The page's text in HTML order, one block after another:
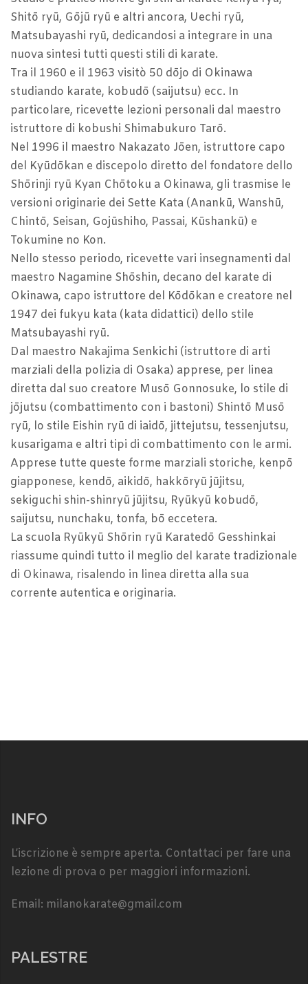
Shitō ryū, Gōjū ryū e altri ancora, Uechi ryū,
Matsubayashi ryū, dedicandosi a integrare in una
nuova sintesi tutti questi stili di karate.
Tra il 1960 e il 1963 visitò 50 dōjo di Okinawa
studiando karate, kobudō (saijutsu) ecc. In
particolare, ricevette lezioni personali dal maestro
istruttore di kobushi Shimabukuro Tarō.
Nel 1996 il maestro Nakazato Jōen, istruttore capo
del Kyūdōkan e discepolo diretto del fondatore dello
Shōrinji ryū Kyan Chōtoku a Okinawa, gli trasmise le
versioni originarie dei Sette Kata (Anankū, Wanshū,
Chintō, Seisan, Gojūshiho, Passai, Kūshankū) e
Tokumine no Kon.
Nello stesso periodo, ricevette vari insegnamenti dal
maestro Nagamine Shōshin, decano del karate di
Okinawa, capo istruttore del Kōdōkan e creatore nel
1947 dei fukyu kata (kata didattici) dello stile
Matsubayashi ryū.
Dal maestro Nakajima Senkichi (istruttore di arti
marziali della polizia di Osaka) apprese, per linea
diretta dal suo creatore Musō Gonnosuke, lo stile di
jōjutsu (combattimento con i bastoni) Shintō Musō
ryū, lo stile Eishin ryū di iaidō, jittejutsu, tessenjutsu,
kusarigama e altri tipi di combattimento con le armi.
Apprese tutte queste forme marziali storiche, kenpō
giapponese, kendō, aikidō, hakkōryū jūjitsu,
sekiguchi shin-shinryū jūjitsu, Ryūkyū kobudō,
saijutsu, nunchaku, tonfa, bō eccetera.
La scuola Ryūkyū Shōrin ryū Karatedō Gesshinkai
riassume quindi tutto il meglio del karate tradizionale
di Okinawa, risalendo in linea diretta alla sua
corrente autentica e originaria.
INFO
L’iscrizione è sempre aperta. Contattaci per fare una
lezione di prova o per maggiori informazioni.
Email: milanokarate@gmail.com
PALESTRE